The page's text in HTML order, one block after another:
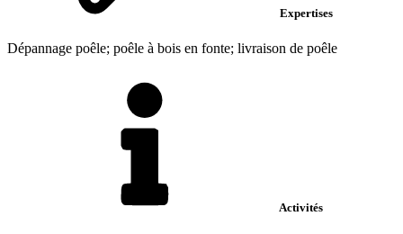
Expertises
Dépannage poêle; poêle à bois en fonte; livraison de poêle
Activités